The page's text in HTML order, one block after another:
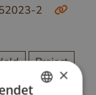
2
Project
×